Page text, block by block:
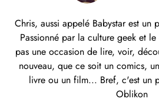
Chris, aussi appelé Babystar est
Passionné par la culture geek et
pas une occasion de lire, voir,
nouveau, que ce soit un comics,
livre ou un film... Bref, c'est un
Oblikon